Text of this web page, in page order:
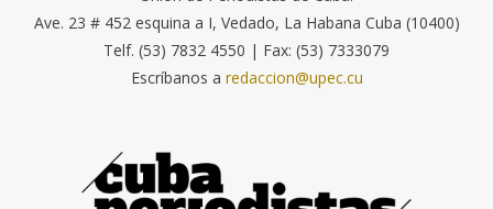
Ave. 23 # 452 esquina a I, Vedado, La Habana Cuba (10400)
Telf. (53) 7832 4550 | Fax: (53) 7333079
Escríbanos a redaccion@upec.cu